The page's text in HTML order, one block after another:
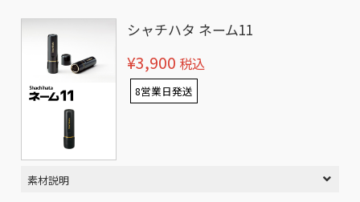
シャチハタ ネーム11
¥3,900 税込
8営業日発送
素材説明